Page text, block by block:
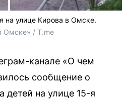
на улице Кирова в Омске.
Омске» / T.me
канале «О чем
сообщение о
детей на улице 15-я